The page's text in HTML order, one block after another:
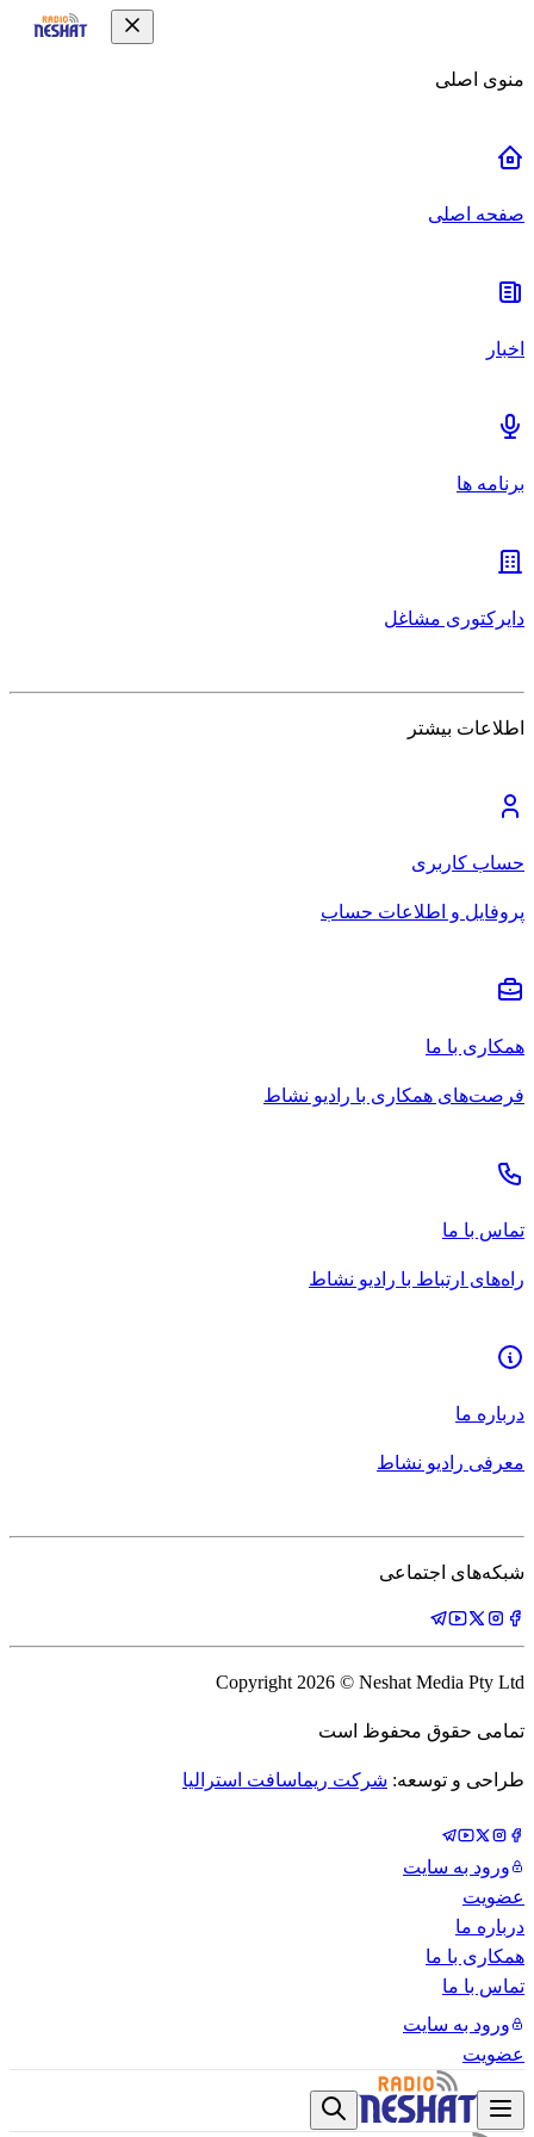
منوی اصلی
صفحه اصلی
اخبار
برنامه ها
دایرکتوری مشاغل
اطلاعات بیشتر
حساب کاربری
پروفایل و اطلاعات حساب
همکاری با ما
فرصت‌های همکاری با رادیو نشاط
تماس با ما
راه‌های ارتباط با رادیو نشاط
درباره ما
معرفی رادیو نشاط
شبکه‌های اجتماعی
Copyright 2026 © Neshat Media Pty Ltd
تمامی حقوق محفوظ است
طراحی و توسعه: شرکت ریماسافت استرالیا
ورود به سایت
عضویت
درباره ما
همکاری با ما
تماس با ما
ورود به سایت
عضویت